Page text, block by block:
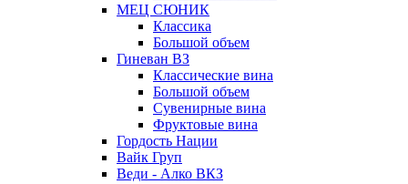
МЕЦ СЮНИК
Классика
Большой объем
Гиневан ВЗ
Классические вина
Большой объем
Сувенирные вина
Фруктовые вина
Гордость Нации
Вайк Груп
Веди - Алко ВКЗ